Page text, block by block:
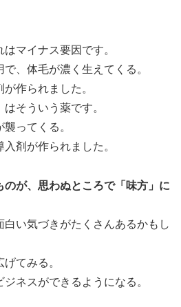
マイナス要因です。
、体毛が濃く生えてくる。
作られました。
そういう薬です。
ってくる。
剤が作られました。
のが、思わぬところで「味方」に
い気づきがたくさんあるかもし
てみる。
ネスができるようになる。